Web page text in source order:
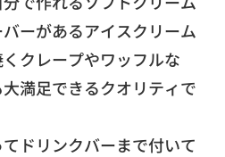
ーがあるアイスクリーム
クレープやワッフルな
満足できるクオリティで
ドリンクバーまで付いて